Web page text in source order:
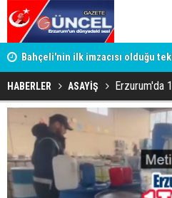
Bahçeli'nin ilk imzacısı olduğu
İşte imzalamayan o isim
HABERLER ASAYİŞ Erzurum'da